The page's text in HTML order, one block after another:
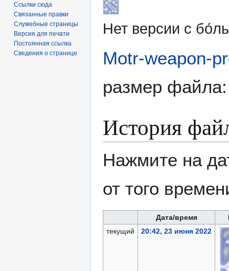
навигации
поиску
Нет версии с
Motr-weapon-
размер
История
Нажмите на
от того
Дата/время
текущий
20:42, 23 июня 2022
Ссылки сюда
Связанные правки
Служебные страницы
Версия для печати
Постоянная ссылка
Сведения о странице